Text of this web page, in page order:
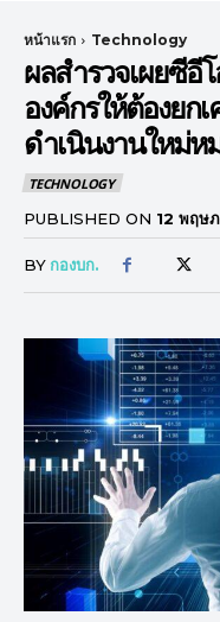
หน้าแรก Technology
ผลสำรวจเผยซีอี
องค์กรให้ต้องยก
ดำเนินงานใหม่ห
TECHNOLOGY
PUBLISHED ON 12 พฤษ
BY กองบก.